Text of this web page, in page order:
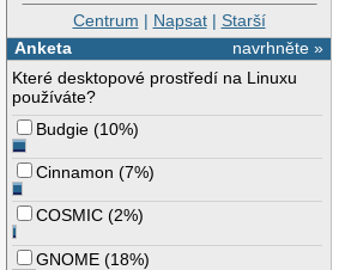
Centrum | Napsat| Starší
navrhněte »
Anketa
Které desktopové prostředí na Linuxu
používáte?
Budgie (10%)
Cinnamon (7%)
COSMIC (2%)
GNOME (18%)